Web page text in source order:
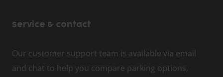
Service & contact
Our customer support team is available via email
and chat to help you compare parking options,